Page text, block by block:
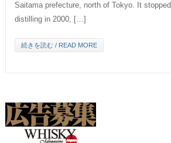
Saitama prefecture, north of Tokyo. It stopped
distilling in 2000, […]
続きを読む / READ MORE